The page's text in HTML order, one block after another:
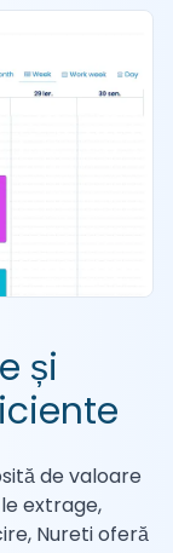
și
de valoare
extrage,
Nureti oferă